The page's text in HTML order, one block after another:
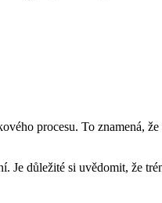
procesu. To znamená,
důležité si uvědomit, že